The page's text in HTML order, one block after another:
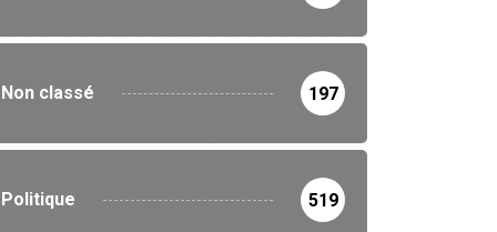
Non classé 197
Politique 519